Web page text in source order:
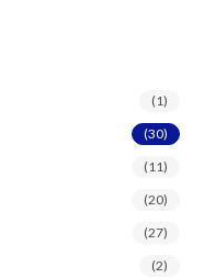
(1)
(30)
(11)
(20)
(27)
(2)